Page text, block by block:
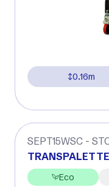
0.16m
SEPT15WSC -
Eco